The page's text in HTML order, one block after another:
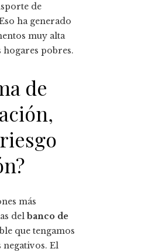
de
ha generado
muy alta
hogares pobres.
de
más
del banco de
que tengamos
El